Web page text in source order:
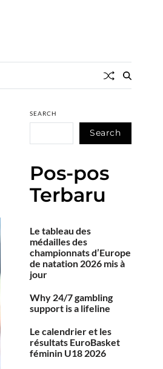
SEARCH
Search
Pos-pos
Terbaru
Le tableau des
médailles des
championnats d’Europe
de natation 2026 mis à
jour
Why 24/7 gambling
support is a lifeline
Le calendrier et les
résultats EuroBasket
féminin U18 2026